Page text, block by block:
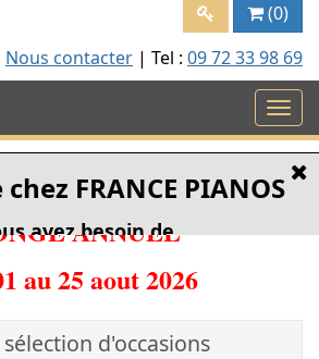
(0)
Nous contacter | Tel : 09 72 33 98 69
ANNUEL
au 25 aout 2026
d'occasions
FRANCE PIANOS
avez besoin de
Faire un achat
Déménager